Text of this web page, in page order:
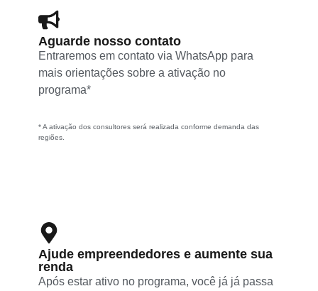
Aguarde nosso contato
Entraremos em contato via WhatsApp para
mais orientações sobre a ativação no
programa*
* A ativação dos consultores será realizada conforme demanda das
regiões.
Ajude empreendedores e aumente sua
renda
Após estar ativo no programa, você já já passa